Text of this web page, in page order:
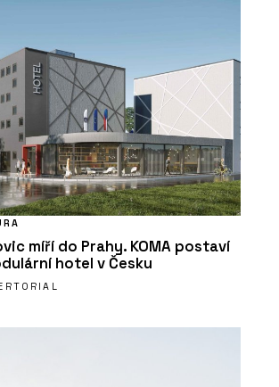
míří do Prahy. KOMA postaví
hotel v Česku